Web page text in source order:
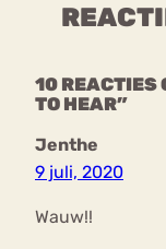
10 REACTIES
TO HEAR”
Jenthe
9 juli, 2020
Wauw!!